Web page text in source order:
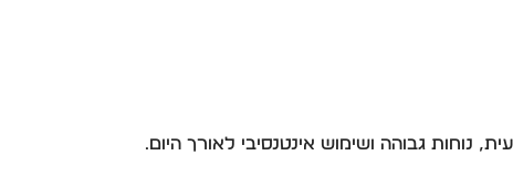
נוחות גבוהה ושימוש אינטנסיבי לאורך היום.